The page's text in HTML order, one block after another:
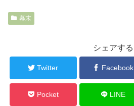
幕末
シェアする
Twitter Facebook
Pocket LINE